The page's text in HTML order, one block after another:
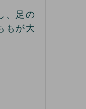
、足の
もが大